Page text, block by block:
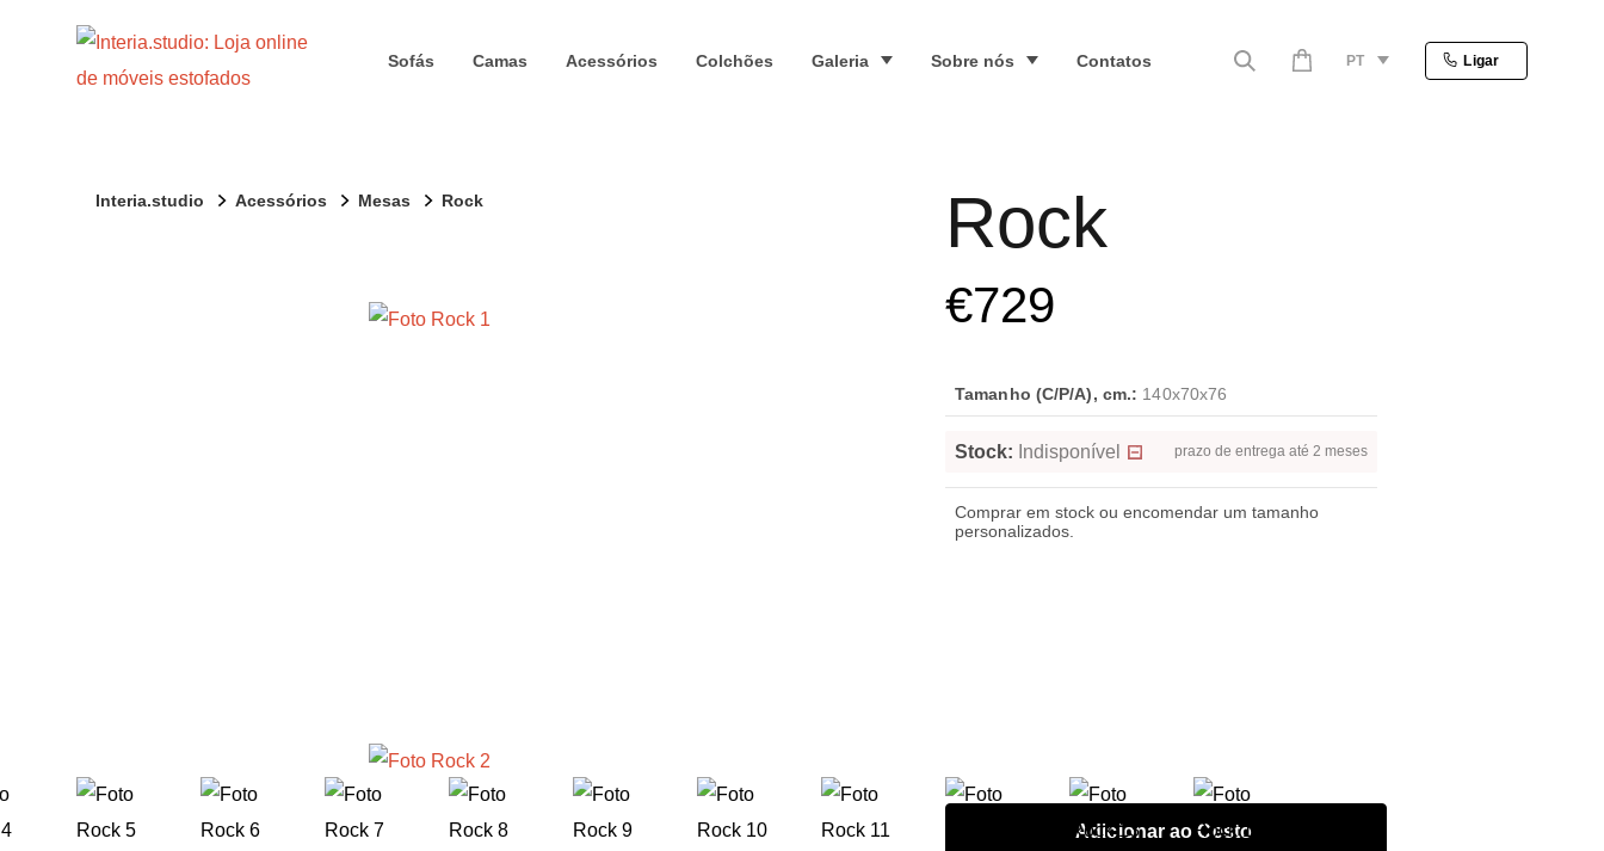
Sofás Camas Acessórios Colchões Galeria Sobre nós Contatos PT Ligar
Interia.studio Acessórios Mesas Rock Rock
€729
Tamanho (C/P/A), cm.: 140x70x76
Stock: Indisponível prazo de entrega até 2 meses
Comprar em stock ou encomendar um tamanho
personalizados.
Adicionar ao Cesto